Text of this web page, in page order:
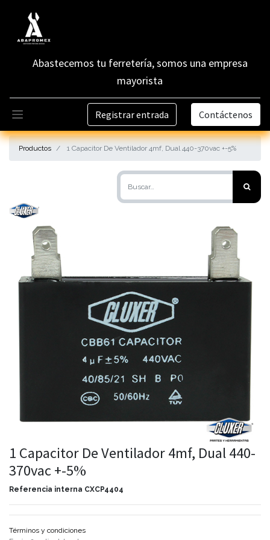
Abastecemos tu ferretería, somos una empresa
mayorista
Registrar entrada Contáctenos
Productos 1 Capacitor De Ventilador 4mf, Dual 440-370vac +-5%
1 Capacitor De Ventilador 4mf, Dual 440-
370vac +-5%
Referencia interna CXCP4404
Términos y condiciones